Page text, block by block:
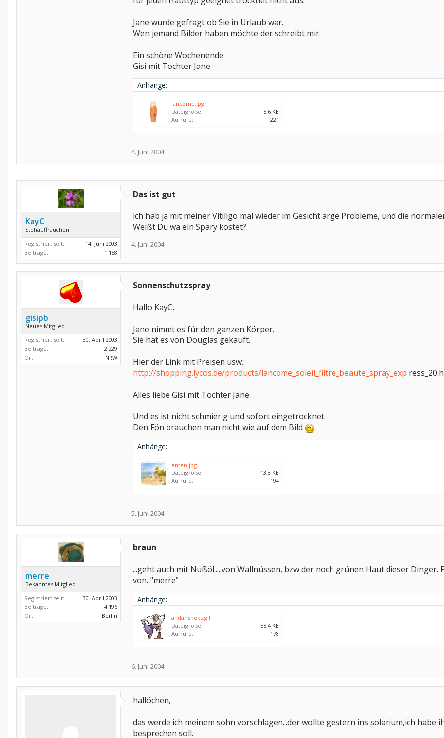
Jane wurde gefragt ob Sie in Urlaub war.
Wen jemand Bilder haben möchte der schreibt mir.
Ein schöne Wochenende
Gisi mit Tochter Jane
Anhänge:
lancome.jpg
Dateigröße:
5,6 KB
Aufrufe:
221
4. Juni 2004
KayC
Stehauffrauchen
Registriert seit:
14. Juni 2003
Beiträge:
1.158
Das ist gut
ich hab ja mit meiner Vitiligo mal wieder im Gesicht arge Probleme, und die
Weißt Du wa ein Spary kostet?
4. Juni 2004
gisipb
Neues Mitglied
Registriert seit:
30. April 2003
Beiträge:
2.229
Ort:
NRW
Sonnenschutzspray
Hallo KayC,
Jane nimmt es für den ganzen Körper.
Sie hat es von Douglas gekauft.
Hier der Link mit Preisen usw.:
http://shopping.lycos.de/products/lancome_soleil_filtre_beaute_spray_exp
Alles liebe Gisi mit Tochter Jane
Und es ist nicht schmierig und sofort eingetrocknet.
Den Fön brauchen man nicht wie auf dem Bild
Anhänge:
enten.jpg
Dateigröße:
13,3 KB
Aufrufe:
194
5. Juni 2004
merre
Bekanntes Mitglied
Registriert seit:
30. April 2003
Beiträge:
4.196
Ort:
Berlin
braun
...geht auch mit Nußöl.....von Wallnüssen, bzw der noch grünen Haut dieser
von. "merre"
Anhänge:
andansheks.gif
Dateigröße:
55,4 KB
Aufrufe:
178
6. Juni 2004
hallöchen,
das werde ich meinem sohn vorschlagen...der wollte gestern ins solarium,ich habe
besprechen soll.